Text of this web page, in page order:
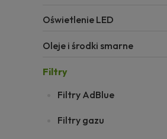
Oświetlenie LED
Oleje i środki smarne
Filtry
Filtry AdBlue
Filtry gazu